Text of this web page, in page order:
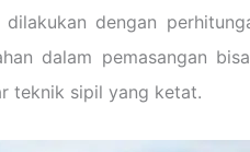
dilakukan dengan
dalam pemasangan
teknik sipil yang ketat.